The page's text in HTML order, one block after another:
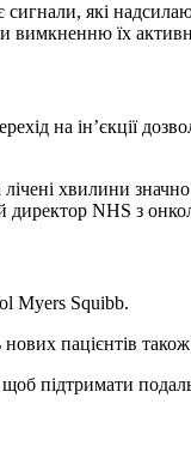
сигнали, які
вимкненню їх
на ін’єкції
хвилини
NHS з
Myers Squibb.
пацієнтів
підтримати